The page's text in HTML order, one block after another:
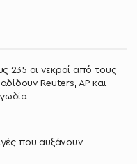
235 οι νεκροί από τους
Reuters, AP και
που αυξάνουν